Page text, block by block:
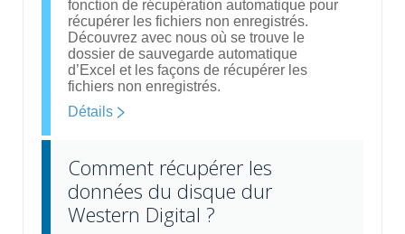
fonction de récupération automatique pour
récupérer les fichiers non enregistrés.
Découvrez avec nous où se trouve le
dossier de sauvegarde automatique
d’Excel et les façons de récupérer les
fichiers non enregistrés.
Détails
Comment récupérer les
données du disque dur
Western Digital ?